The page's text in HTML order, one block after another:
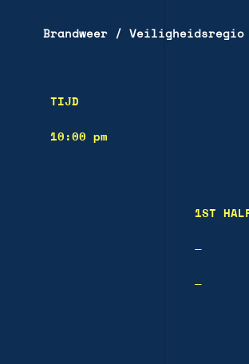
Brandweer / Veiligheidsregio
TIJD
10:00 pm
1ST
—
—